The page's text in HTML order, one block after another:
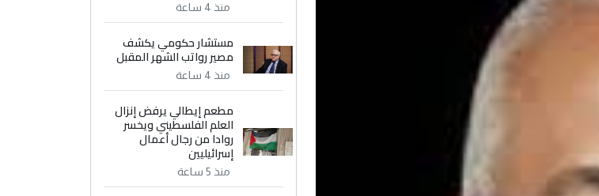
منذ 4 ساعة
مستشار حكومي يكشف
مصير رواتب الشهر المقبل
منذ 4 ساعة
مطعم إيطالي يرفض إنزال
العلم الفلسطيني ويخسر
روادا من رجال أعمال
إسرائيليين
منذ 5 ساعة